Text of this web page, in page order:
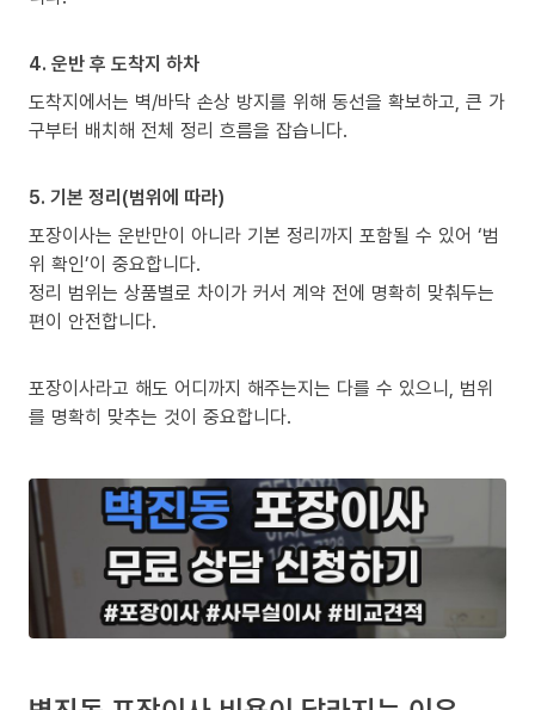
4. 운반 후 도착지 하차
도착지에서는 벽/바닥 손상 방지를 위해 동선을 확보하고, 큰 가
구부터 배치해 전체 정리 흐름을 잡습니다.
5. 기본 정리(범위에 따라)
포장이사는 운반만이 아니라 기본 정리까지 포함될 수 있어 ‘범
위 확인’이 중요합니다.
정리 범위는 상품별로 차이가 커서 계약 전에 명확히 맞춰두는
편이 안전합니다.
포장이사라고 해도 어디까지 해주는지는 다를 수 있으니, 범위
를 명확히 맞추는 것이 중요합니다.